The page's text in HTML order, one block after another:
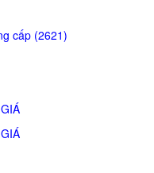
cấp (2621)